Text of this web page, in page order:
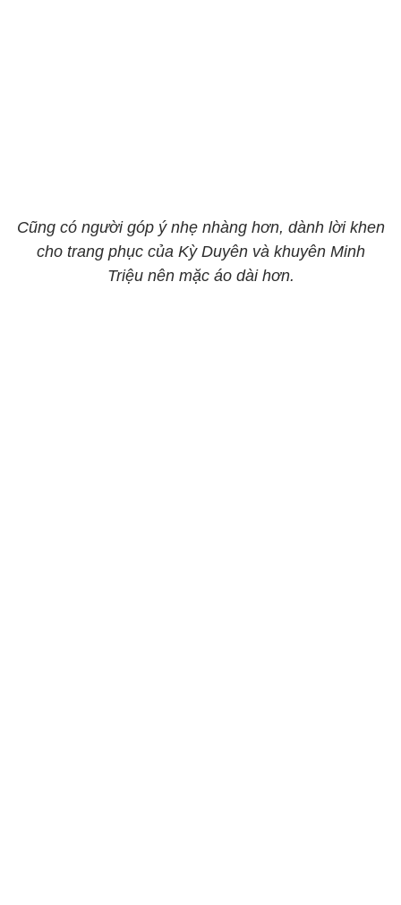
Cũng có người góp ý nhẹ nhàng hơn, dành lời khen
cho trang phục của Kỳ Duyên và khuyên Minh
Triệu nên mặc áo dài hơn.